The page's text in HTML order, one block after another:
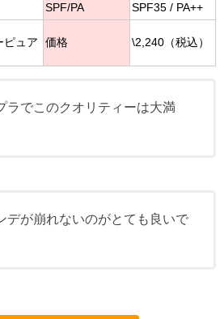
SPF/PA SPF35 / PA++
ピュア 価格 \2,240（税込）
ラでこのクオリティーは大満
デが崩れないのがとても良いで